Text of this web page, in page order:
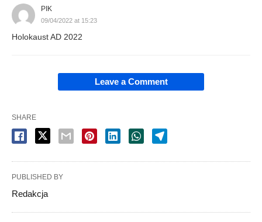
PIK
09/04/2022 at 15:23
Holokaust AD 2022
Leave a Comment
SHARE
PUBLISHED BY
Redakcja